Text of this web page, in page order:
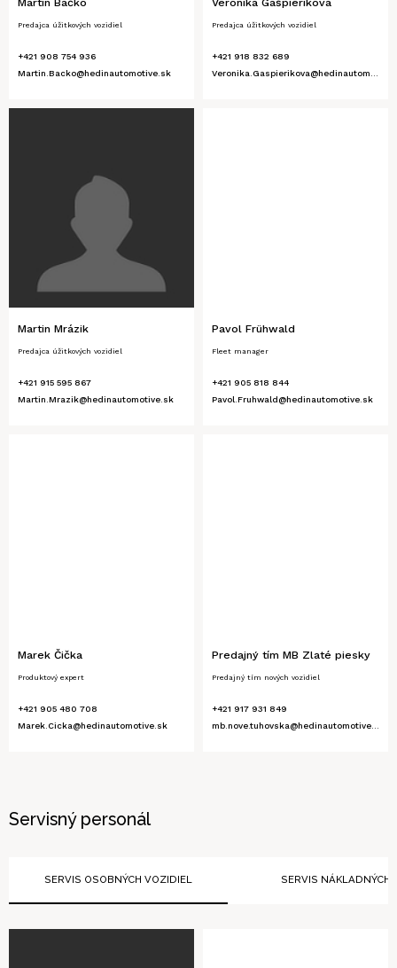
Martin Bačko
Predajca úžitkových vozidiel
+421 908 754 936
Martin.Backo@hedinautomotive.sk
Veronika Gašpieriková
Predajca úžitkových vozidiel
+421 918 832 689
Martin Mrázik
Predajca úžitkových vozidiel
+421 915 595 867
Martin.Mrazik@hedinautomotive.sk
Pavol Frühwald
Fleet manager
+421 905 818 844
Pavol.Fruhwald@hedinautomotive.sk
Marek Čička
Produktový expert
+421 905 480 708
Marek.Cicka@hedinautomotive.sk
Predajný tím MB Zlaté piesky
Predajný tím nových vozidiel
+421 917 931 849
Servisný personál
SERVIS OSOBNÝCH VOZIDIEL SERVIS NÁKLADNÝCH